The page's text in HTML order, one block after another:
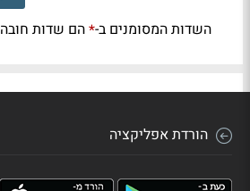
השדות המסומנים ב-*הם שדות חובה
הורדת אפליקציה